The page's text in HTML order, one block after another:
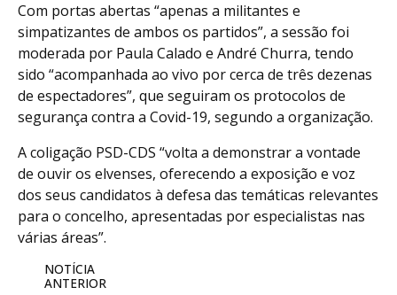
Com portas abertas “apenas a militantes e
simpatizantes de ambos os partidos”, a sessão foi
moderada por Paula Calado e André Churra, tendo
sido “acompanhada ao vivo por cerca de três dezenas
de espectadores”, que seguiram os protocolos de
segurança contra a Covid-19, segundo a organização.
A coligação PSD-CDS “volta a demonstrar a vontade
de ouvir os elvenses, oferecendo a exposição e voz
dos seus candidatos à defesa das temáticas relevantes
para o concelho, apresentadas por especialistas nas
várias áreas”.
NOTÍCIA
ANTERIOR